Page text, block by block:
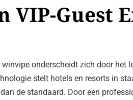
Guest
onderscheidt zich door het
stelt hotels en resorts in
de standaard. Door een